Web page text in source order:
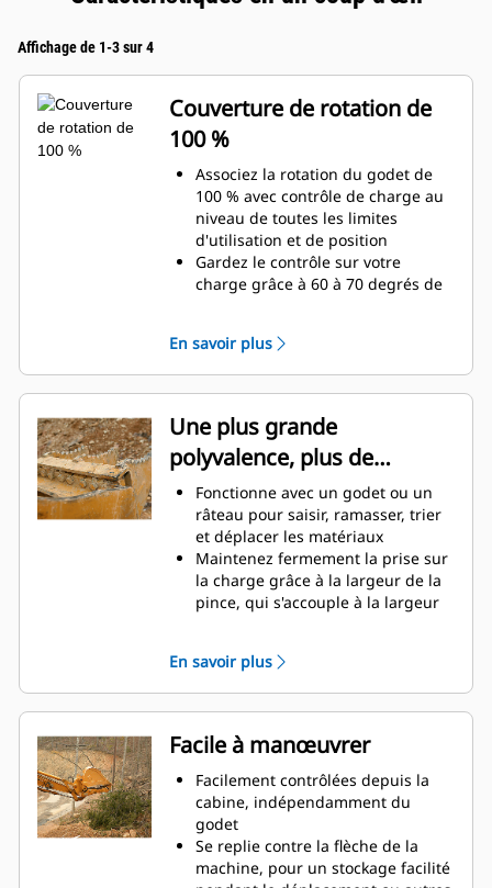
Affichage de 1-3 sur 4
Couverture de rotation de
100 %
Associez la rotation du godet de
100 % avec contrôle de charge au
niveau de toutes les limites
d'utilisation et de position
Gardez le contrôle sur votre
charge grâce à 60 à 70 degrés de
Réalisez des travaux au-dessous
du niveau du sol, des travaux
verticaux ou dans des zones
confinées, en toute facilité. Qu'il
s'agisse de construction de hauts
murs de pierres ou de chargement
de camions à benne haute, il est
des situations où le contrôle de la
charge en hauteur est important.
Augmentez la productivité de
votre machine, de l'excavation à la
manutention de matériaux
En savoir plus
Une plus grande
polyvalence, plus de
productivité
Fonctionne avec un godet ou un
râteau pour saisir, ramasser, trier
et déplacer les matériaux
Maintenez fermement la prise sur
la charge grâce à la largeur de la
pince, qui s'accouple à la largeur
pince et le godet ou râteau grâce à
la courbure unique et la denture
de la pince
Obtenez les pinces les plus
appropriées à vos applications.
Avec quatre configurations de
dents, sélectionnez la meilleure
option, pour une préhension
complète ou le repli de la flèche
lors du transport.
En savoir plus
Facile à manœuvrer
Facilement contrôlées depuis la
cabine, indépendamment du
godet
Se replie contre la flèche de la
machine, pour un stockage facilité